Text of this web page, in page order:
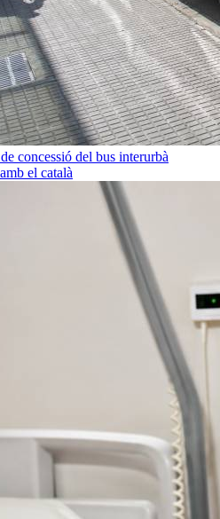
concessió del bus interurbà
el català